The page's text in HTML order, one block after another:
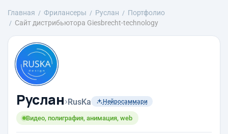
Главная Фрилансеры Руслан
Портфолио
Сайт дистрибьютора Giesbrecht-technology
Руслан›RusKa Нейросаммари
Видео, полиграфия, анимация, web